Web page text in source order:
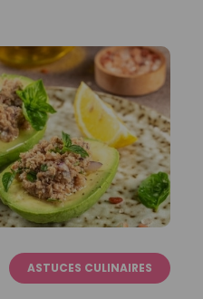
ASTUCES CULINAIRES